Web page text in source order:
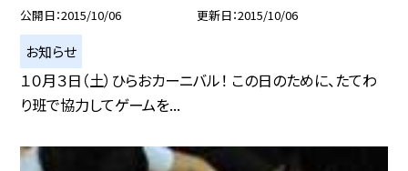
公開日 2015/10/06 更新日 2015/10/06
お知らせ
１０月３日（土）ひらおカーニバル！ この日のために、たてわ
り班で協力してゲームを...